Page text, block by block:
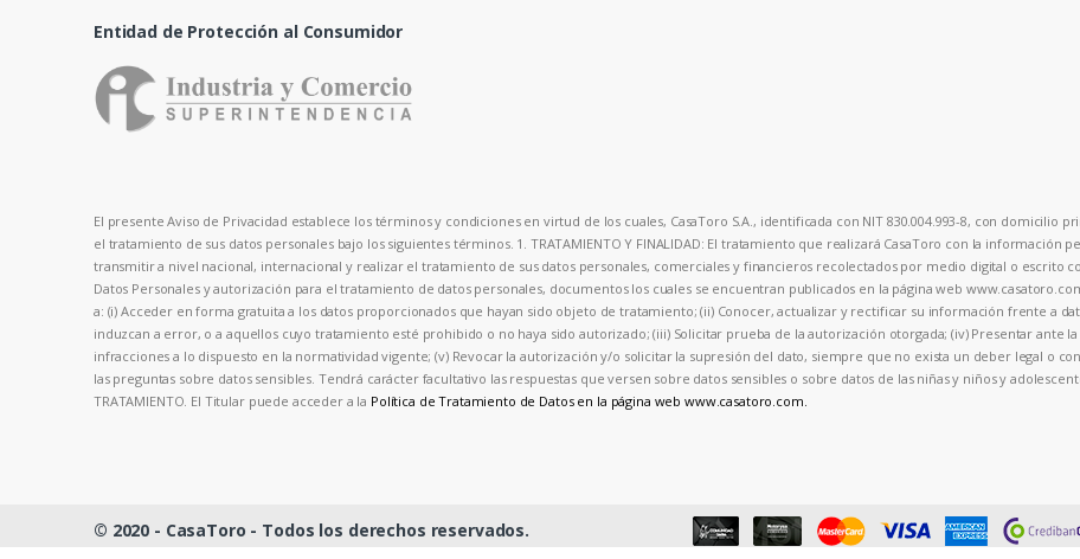
Entidad de Protección al Consumidor
El presente Aviso de Privacidad establece los términos y condiciones en virtud de los cuales, CasaToro S.A., identificada con NIT 830.004.993-8, con domicilio
el tratamiento de sus datos personales bajo los siguientes términos. 1. TRATAMIENTO Y FINALIDAD: El tratamiento que realizará CasaToro con la
transmitir a nivel nacional, internacional y realizar el tratamiento de sus datos personales, comerciales y financieros recolectados por medio digital o escrito
Datos Personales y autorización para el tratamiento de datos personales, documentos los cuales se encuentran publicados en la página web
a: (i) Acceder en forma gratuita a los datos proporcionados que hayan sido objeto de tratamiento; (ii) Conocer, actualizar y rectificar su información frente a
induzcan a error, o a aquellos cuyo tratamiento esté prohibido o no haya sido autorizado; (iii) Solicitar prueba de la autorización otorgada; (iv) Presentar ante
infracciones a lo dispuesto en la normatividad vigente; (v) Revocar la autorización y/o solicitar la supresión del dato, siempre que no exista un deber legal o
las preguntas sobre datos sensibles. Tendrá carácter facultativo las respuestas que versen sobre datos sensibles o sobre datos de las niñas y niños y adolescentes.
TRATAMIENTO. El Titular puede acceder a la Política de Tratamiento de Datos en la página web www.casatoro.com.
© 2020 - CasaToro - Todos los derechos reservados.